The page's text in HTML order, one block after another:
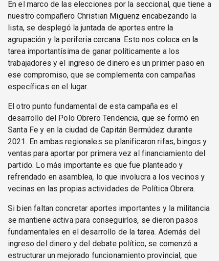
En el marco de las elecciones por la seccional, que tiene a
nuestro compañero Christian Miguenz encabezando la
lista, se desplegó la juntada de aportes entre la
agrupación y la periferia cercana. Esto nos coloca en la
tarea importantísima de ganar políticamente a los
trabajadores y el ingreso de dinero es un primer paso en
ese compromiso, que se complementa con campañas
específicas en el lugar.
El otro punto fundamental de esta campaña es el
desarrollo del Polo Obrero Tendencia, que se formó en
Santa Fe y en la ciudad de Capitán Bermúdez durante
2021. En ambas regionales se planificaron rifas, bingos y
ventas para aportar por primera vez al financiamiento del
partido. Lo más importante es que fue planteado y
refrendado en asamblea, lo que involucra a los vecinos y
vecinas en las propias actividades de Política Obrera.
Si bien faltan concretar aportes importantes y la militancia
se mantiene activa para conseguirlos, se dieron pasos
fundamentales en el desarrollo de la tarea. Además del
ingreso del dinero y del debate político, se comenzó a
estructurar un mejorado funcionamiento provincial, que